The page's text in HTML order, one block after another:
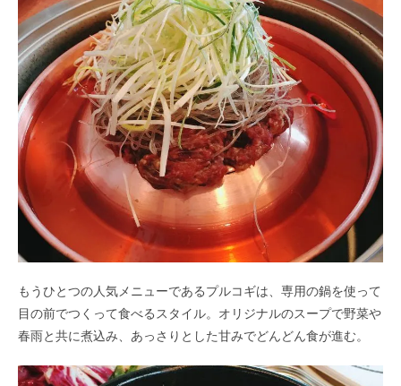
もうひとつの人気メニューであるプルコギは、専用の鍋を使って
目の前でつくって食べるスタイル。オリジナルのスープで野菜や
春雨と共に煮込み、あっさりとした甘みでどんどん食が進む。